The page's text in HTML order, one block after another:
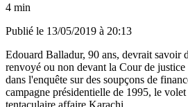
4 min
Publié le 13/05/2019 à 20:13
Edouard Balladur, 90 ans, devrait savoir
renvoyé ou non devant la Cour de
dans l'enquête sur des soupçons de
campagne présidentielle de 1995, le
tentaculaire affaire Karachi.